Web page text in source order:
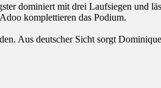
dominiert mit drei Laufsiegen und
komplettieren das Podium.
Aus deutscher Sicht sorgt